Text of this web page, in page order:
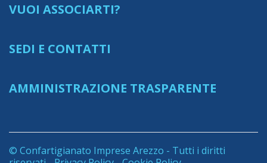
VUOI ASSOCIARTI?
SEDI E CONTATTI
AMMINISTRAZIONE TRASPARENTE
© Confartigianato Imprese Arezzo - Tutti i diritti